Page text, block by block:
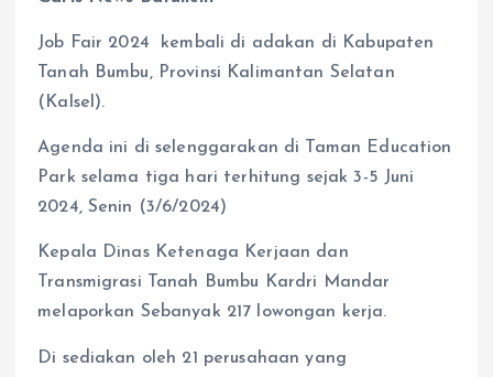
Job Fair 2024 kembali di adakan di Kabupaten
Tanah Bumbu, Provinsi Kalimantan Selatan
(Kalsel).
Agenda ini di selenggarakan di Taman Education
Park selama tiga hari terhitung sejak 3-5 Juni
2024, Senin (3/6/2024)
Kepala Dinas Ketenaga Kerjaan dan
Transmigrasi Tanah Bumbu Kardri Mandar
melaporkan Sebanyak 217 lowongan kerja.
Di sediakan oleh 21 perusahaan yang